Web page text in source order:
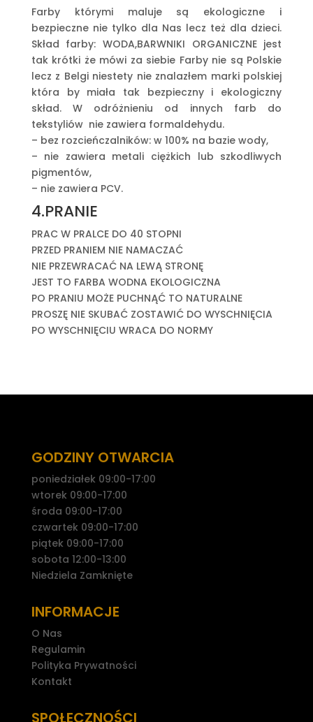
Farby którymi maluje są ekologiczne i
bezpieczne nie tylko dla Nas lecz też dla dzieci.
Skład farby: WODA,BARWNIKI ORGANICZNE jest
tak krótki że mówi za siebie Farby nie są Polskie
lecz z Belgi niestety nie znalazłem marki polskiej
która by miała tak bezpieczny i ekologiczny
skład. W odróżnieniu od innych farb do
tekstyliów nie zawiera formaldehydu.
– bez rozcieńczalników: w 100% na bazie wody,
– nie zawiera metali ciężkich lub szkodliwych
pigmentów,
– nie zawiera PCV.
4.PRANIE
PRAC W PRALCE DO 40 STOPNI
PRZED PRANIEM NIE NAMACZAĆ
NIE PRZEWRACAĆ NA LEWĄ STRONĘ
JEST TO FARBA WODNA EKOLOGICZNA
PO PRANIU MOŻE PUCHNĄĆ TO NATURALNE
PROSZĘ NIE SKUBAĆ ZOSTAWIĆ DO WYSCHNIĘCIA
PO WYSCHNIĘCIU WRACA DO NORMY
GODZINY OTWARCIA
poniedziałek 09:00-17:00
wtorek 09:00-17:00
środa 09:00-17:00
czwartek 09:00-17:00
piątek 09:00-17:00
sobota 12:00-13:00
Niedziela Zamknięte
INFORMACJE
O Nas
Regulamin
Polityka Prywatności
Kontakt
SPOŁECZNOŚCI